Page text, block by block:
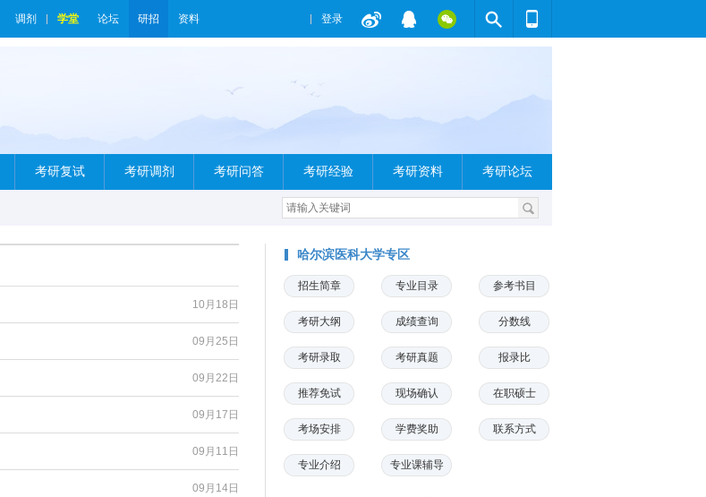
调剂 学堂 论坛 研招 资料 登录
考研复试 考研调剂 考研问答 考研经验 考研资料 考研论坛
10月18日
09月25日
09月22日
09月17日
09月11日
09月14日
哈尔滨医科大学专区
招生简章 专业目录 参考书目
考研大纲 成绩查询 分数线
考研录取 考研真题 报录比
推荐免试 现场确认 在职硕士
考场安排 学费奖助 联系方式
专业介绍 专业课辅导